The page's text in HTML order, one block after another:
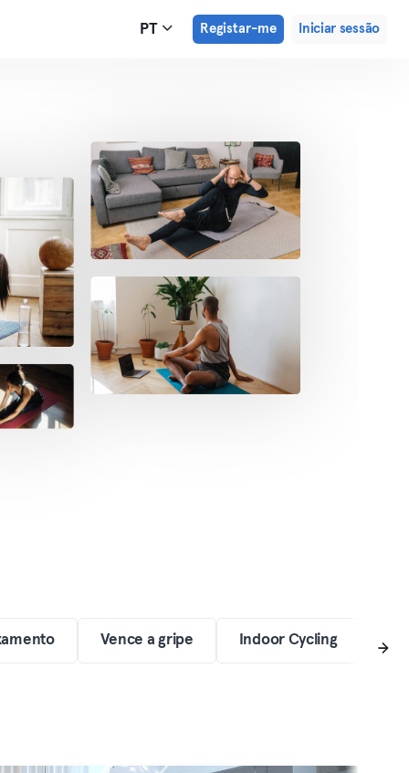
PT Registar-me Iniciar sessão
Vence a gripe Indoor Cycling